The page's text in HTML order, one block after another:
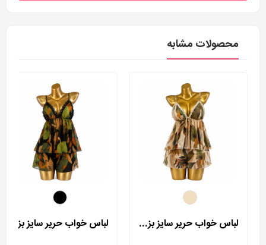
محصولات مشابه
لباس خواب حریر سایز بزرگ لورنزا مدل 27981